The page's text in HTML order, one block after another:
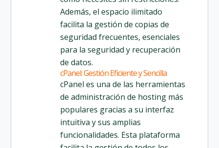
Además, el espacio ilimitado
facilita la gestión de copias de
seguridad frecuentes, esenciales
para la seguridad y recuperación
de datos.
cPanel: Gestión Eficiente y Sencilla
cPanel es una de las herramientas
de administración de hosting más
populares gracias a su interfaz
intuitiva y sus amplias
funcionalidades. Esta plataforma